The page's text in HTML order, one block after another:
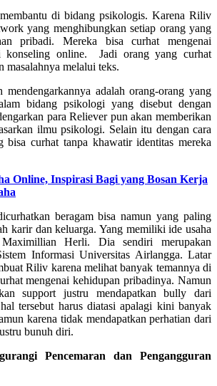
di bidang psikologis. Karena Riliv
yang menghibungkan setiap orang yang
pribadi. Mereka bisa curhat mengenai
konseling online. Jadi orang yang curhat
masalahnya melalui teks.
mendengarkannya adalah orang-orang yang
bidang psikologi yang disebut dengan
para Reliever pun akan memberikan
ilmu psikologi. Selain itu dengan cara
bisa curhat tanpa khawatir identitas mereka
Online, Inspirasi Bagi yang Bosan Kerja
beragam bisa namun yang paling
karir dan keluarga. Yang memiliki ide usaha
Herli. Dia sendiri merupakan
Informasi Universitas Airlangga. Latar
Riliv karena melihat banyak temannya di
mengenai kehidupan pribadinya. Namun
support justru mendapatkan bully dari
tersebut harus diatasi apalagi kini banyak
karena tidak mendapatkan perhatian dari
bunuh diri.
Pencemaran dan Pengangguran